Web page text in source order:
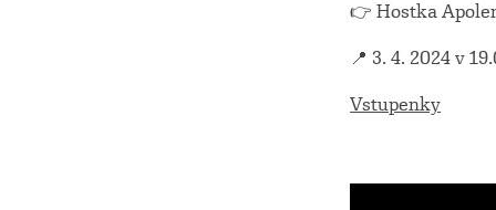
👉 Hostka
📍 3. 4. 2024 v
Vstupenky